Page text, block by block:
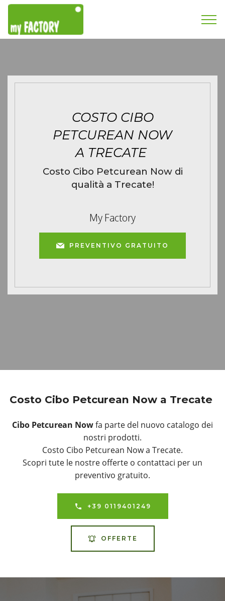
COSTO CIBO
PETCUREAN NOW
A TRECATE
Costo Cibo Petcurean Now di
qualità a Trecate!
My Factory
PREVENTIVO GRATUITO
Costo Cibo Petcurean Now a Trecate
Cibo Petcurean Nowfa parte del nuovo catalogo dei
nostri prodotti.
Costo Cibo Petcurean Now a Trecate.
Scopri tute le nostre offerte o contattaci per un
preventivo gratuito.
+39 0119401249
OFFERTE